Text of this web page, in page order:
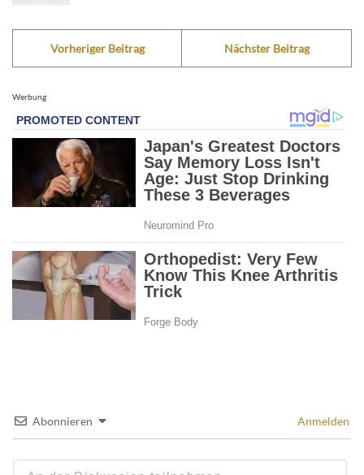
Vorheriger Beitrag Nächster Beitrag
Werbung
Abonnieren Anmelden